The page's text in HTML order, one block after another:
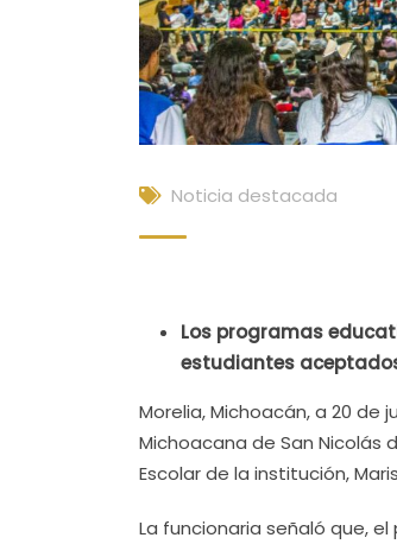
Noticia destacada
Los programas
estudiantes
Morelia, Michoacán, a 20 de
Michoacana de San Nicolás
Escolar de la institución,
La funcionaria señaló que,